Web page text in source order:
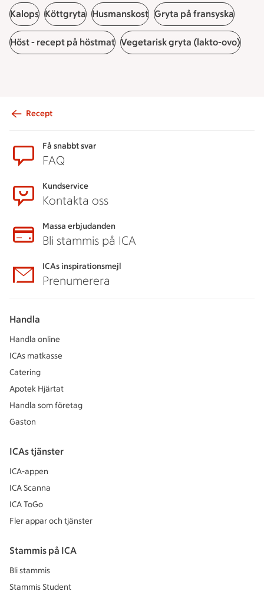
Kalops Köttgryta Husmanskost Gryta på fransyska
Höst - recept på höstmat Vegetarisk gryta (lakto-ovo)
Recept
Få snabbt svar
FAQ
Kundservice
Kontakta oss
Massa erbjudanden
Bli stammis på ICA
ICAs inspirationsmejl
Prenumerera
Handla
Handla online
ICAs matkasse
Catering
Apotek Hjärtat
Handla som företag
Gaston
ICAs tjänster
ICA-appen
ICA Scanna
ICA ToGo
Fler appar och tjänster
Stammis på ICA
Bli stammis
Stammis Student